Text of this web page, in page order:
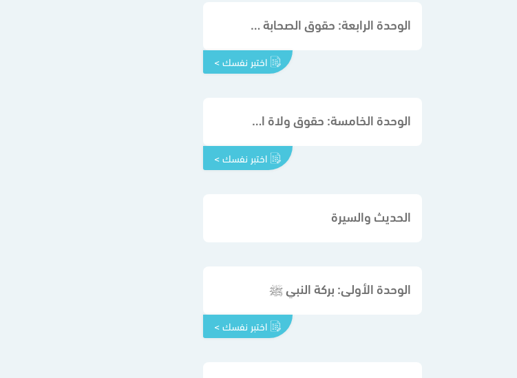
الوحدة الرابعة: حقوق الصحابة والخلفاء الراشدين
اختبر نفسك >
الوحدة الخامسة: حقوق ولاة الأمر
اختبر نفسك >
الحديث والسيرة
الوحدة الأولى: بركة النبي ﷺ
اختبر نفسك >